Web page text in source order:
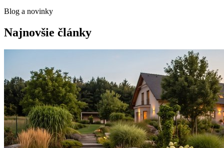
Blog a novinky
Najnovšie články